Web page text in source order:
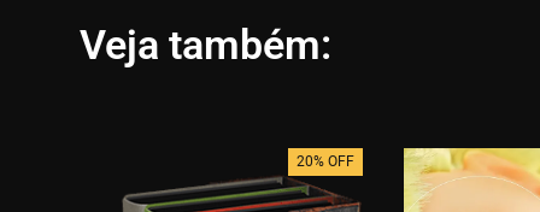
Veja também:
20% OFF